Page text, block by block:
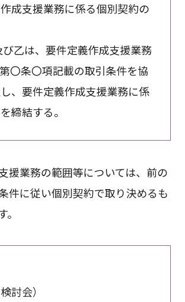
作成支援業務に係る個別契約の
乙は、要件定義作成支援業務
〇条〇項記載の取引条件を協
、要件定義作成支援業務に係
締結する。
援業務の範囲等については、前の
件に従い個別契約で取り決めるも
討会）